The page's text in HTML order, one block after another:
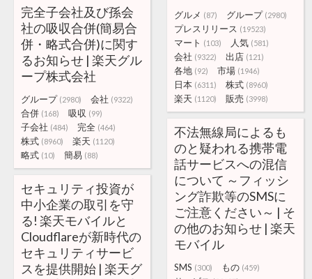
グルメ (87) グループ (2980)
プレスリリース (19523)
マート (103) 人気 (581)
会社 (9322) 出店 (121)
各地 (92) 市場 (1946)
日本 (6311) 株式 (8960)
楽天 (1120) 販売 (3998)
完全子会社及び孫会
社の吸収合併(簡易合
併・略式合併)に関す
るお知らせ | 楽天グル
ープ株式会社
グループ (2980) 会社 (9322)
合併 (168) 吸収 (99)
子会社 (484) 完全 (464)
株式 (8960) 楽天 (1120)
略式 (10) 簡易 (88)
不法無線局によるも
のと疑われる携帯電
話サービスへの混信
について ～フィッシ
ング詐欺等のSMSに
ご注意ください～ | そ
の他のお知らせ | 楽天
モバイル
SMS (300) もの (459)
セキュリティ投資が
中小企業の取引を守
る! 楽天モバイルと
Cloudflareが新時代の
セキュリティサービ
スを提供開始 | 楽天グ